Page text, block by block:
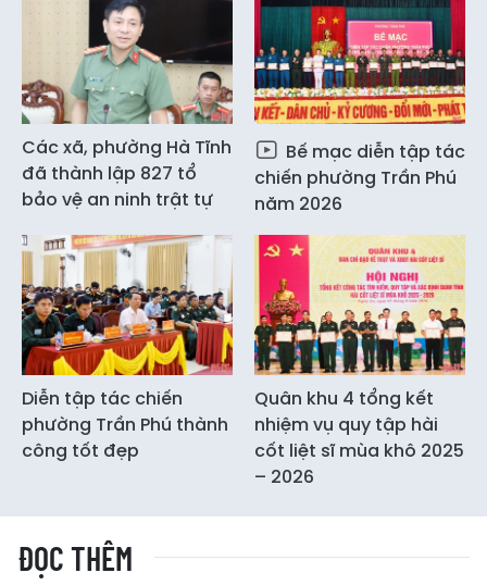
Các xã, phường Hà Tĩnh
đã thành lập 827 tổ
bảo vệ an ninh trật tự
Bế mạc diễn tập tác
chiến phường Trần Phú
năm 2026
Diễn tập tác chiến
phường Trần Phú thành
công tốt đẹp
Quân khu 4 tổng kết
nhiệm vụ quy tập hài
cốt liệt sĩ mùa khô 2025
– 2026
ĐỌC THÊM